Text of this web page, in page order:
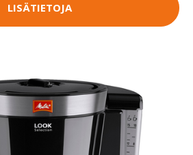
LISÄTIETOJA